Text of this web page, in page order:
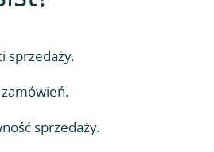
sprzedaży.
zamówień.
sprzedaży.